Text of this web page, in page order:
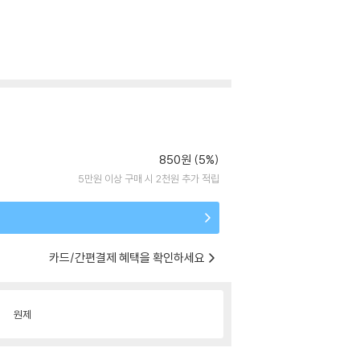
850원 (5%)
5만원 이상 구매 시 2천원 추가 적립
카드/간편결제 혜택을 확인하세요
원제